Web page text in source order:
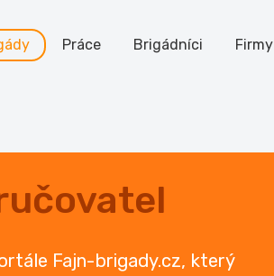
Práce Brigádníci Firmy
Fajn-brigady.cz, který